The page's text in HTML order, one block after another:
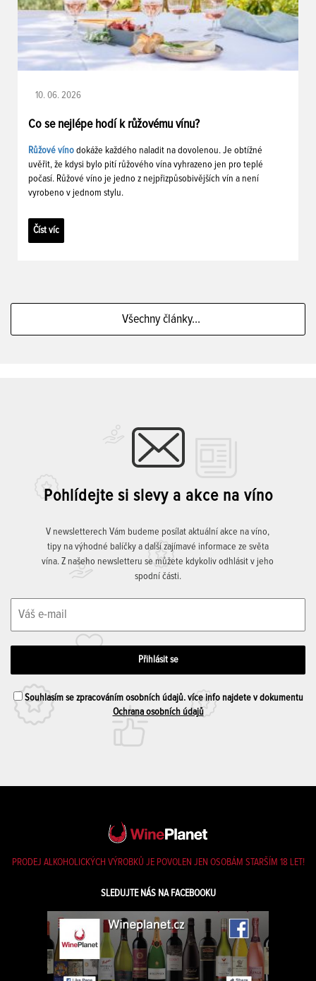
10. 06. 2026
Co se nejlépe hodí k růžovému vínu?
Růžové víno dokáže každého naladit na dovolenou. Je obtížné
uvěřit, že kdysi bylo pití růžového vína vyhrazeno jen pro teplé
počasí. Růžové víno je jedno z nejpřizpůsobivějších vín a není
vyrobeno v jednom stylu.
Číst víc
Všechny články...
Pohlídejte si slevy a akce na víno
V newsletterech Vám budeme posílat aktuální akce na víno,
tipy na výhodné balíčky a další zajímavé informace ze světa
vína. Z našeho newsletteru se můžete kdykoliv odhlásit v jeho
spodní části.
Souhlasím se zpracováním osobních údajů. více info najdete v dokumentu
Ochrana osobních údajů
PRODEJ ALKOHOLICKÝCH VÝROBKŮ JE POVOLEN JEN OSOBÁM STARŠÍM 18 LET!
SLEDUJTE NÁS NA FACEBOOKU